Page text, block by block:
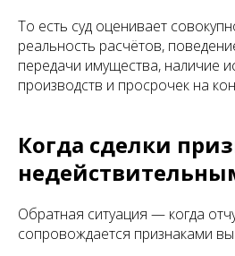
То есть суд оценивает
реальность расчётов,
передачи имущества, наличие
производств и просрочек на
Когда сделки
Обратная ситуация — когда
сопровождается признаками